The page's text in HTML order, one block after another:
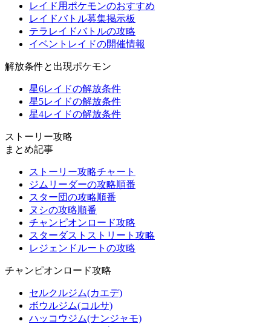
レイド用ポケモンのおすすめ
レイドバトル募集掲示板
テラレイドバトルの攻略
イベントレイドの開催情報
解放条件と出現ポケモン
星6レイドの解放条件
星5レイドの解放条件
星4レイドの解放条件
ストーリー攻略
まとめ記事
ストーリー攻略チャート
ジムリーダーの攻略順番
スター団の攻略順番
ヌシの攻略順番
チャンピオンロード攻略
スターダストストリート攻略
レジェンドルートの攻略
チャンピオンロード攻略
セルクルジム(カエデ)
ボウルジム(コルサ)
ハッコウジム(ナンジャモ)